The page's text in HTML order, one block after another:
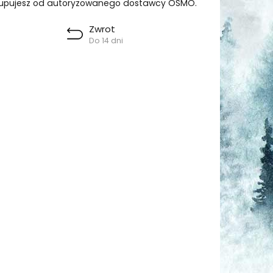
od autoryzowanego dostawcy OSMO.
Zwrot
Do 14 dni